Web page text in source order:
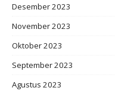
Desember 2023
November 2023
Oktober 2023
September 2023
Agustus 2023